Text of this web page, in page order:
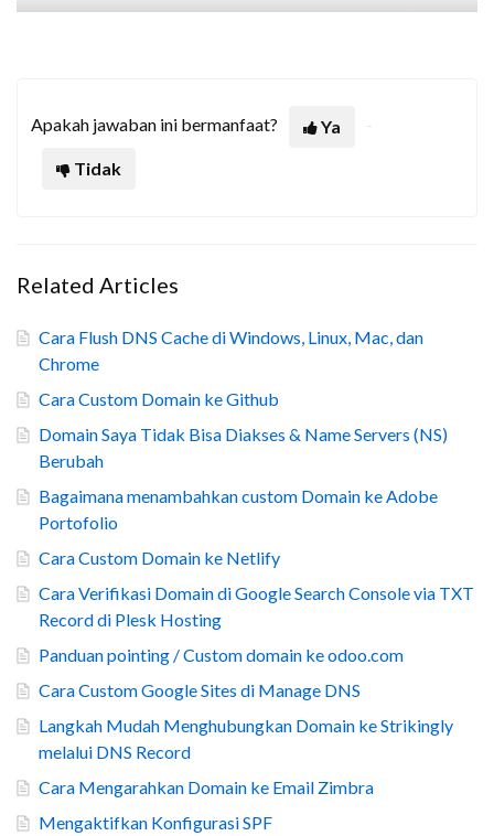
Apakah jawaban ini bermanfaat?
Ya
Tidak
Related Articles
Cara Flush DNS Cache di Windows, Linux, Mac, dan
Chrome
Cara Custom Domain ke Github
Domain Saya Tidak Bisa Diakses & Name Servers (NS)
Berubah
Bagaimana menambahkan custom Domain ke Adobe
Portofolio
Cara Custom Domain ke Netlify
Cara Verifikasi Domain di Google Search Console via TXT
Record di Plesk Hosting
Panduan pointing / Custom domain ke odoo.com
Cara Custom Google Sites di Manage DNS
Langkah Mudah Menghubungkan Domain ke Strikingly
melalui DNS Record
Cara Mengarahkan Domain ke Email Zimbra
Mengaktifkan Konfigurasi SPF